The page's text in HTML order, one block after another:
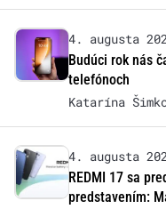
4. augusta
Budúci rok nás
telefónoch
Katarína
4. augusta
REDMI 17 sa
predstavením: